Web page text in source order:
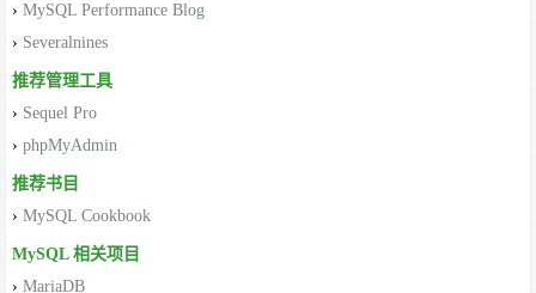
› MySQL Performance Blog
› Severalnines
推荐管理工具
› Sequel Pro
› phpMyAdmin
推荐书目
› MySQL Cookbook
MySQL 相关项目
› MariaDB